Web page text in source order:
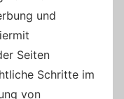
und
Seiten
Schritte im
von